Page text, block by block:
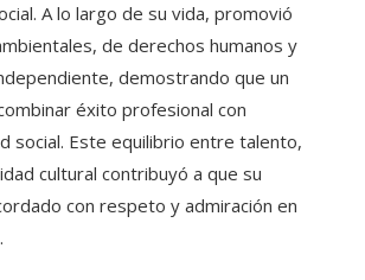
A lo largo de su vida, promovió
de derechos humanos y
demostrando que un
éxito profesional con
social. Este equilibrio entre talento,
cultural contribuyó a que su
con respeto y admiración en